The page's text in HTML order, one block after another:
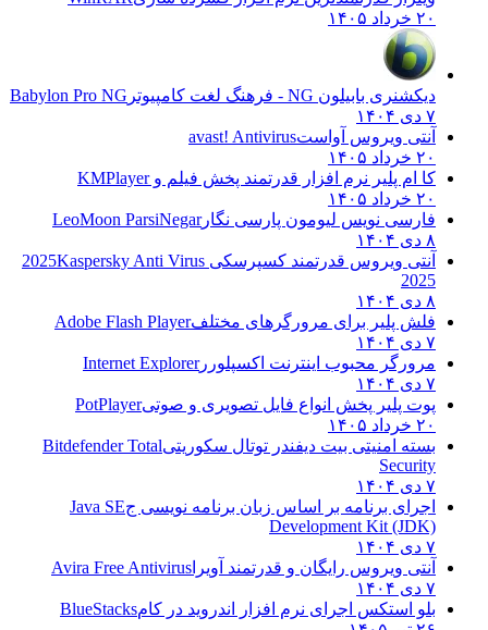
۲۰ خرداد ۱۴۰۵
دیکشنری بابیلون NG - فرهنگ لغت کامپیوتر
Babylon Pro NG
۷ دی ۱۴۰۴
آنتی ویروس آواستavast! Antivirus
۲۰ خرداد ۱۴۰۵
کا ام پلیر نرم افزار قدرتمند پخش فیلم وKMPlayer
۲۰ خرداد ۱۴۰۵
فارسی نویس لیومون پارسی نگارLeoMoon ParsiNegar
۸ دی ۱۴۰۴
آنتی ویروس قدرتمند کسپرسکی 2025 Kaspersky Anti Virus
2025
۸ دی ۱۴۰۴
فلش پلیر برای مرورگرهای مختلفAdobe Flash Player
۷ دی ۱۴۰۴
مرورگر محبوب اینترنت اکسپلوررInternet Explorer
۷ دی ۱۴۰۴
پوت پلیر پخش انواع فایل تصویری و صوتیPotPlayer
۲۰ خرداد ۱۴۰۵
بسته امنیتی بیت دیفندر توتال سکوریتیBitdefender Total
Security
۷ دی ۱۴۰۴
اجرای برنامه بر اساس زبان برنامه نویسی جJava SE
Development Kit (JDK)
۷ دی ۱۴۰۴
آنتی ویروس رایگان و قدرتمند آویرا Avira Free Antivirus
۷ دی ۱۴۰۴
بلو استکس اجرای نرم افزار اندروید در کامBlueStacks